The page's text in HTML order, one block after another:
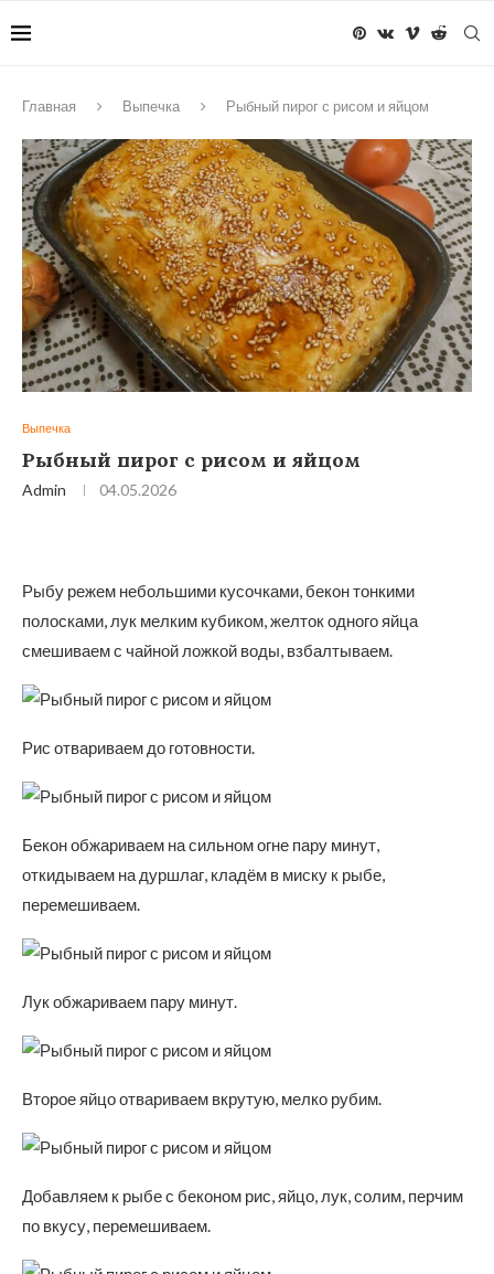
Главная Выпечка Рыбный пирог с рисом и яйцом
Выпечка
Рыбный пирог с рисом и яйцом
Admin 04.05.2026
Рыбу режем небольшими кусочками, бекон тонкими
полосками, лук мелким кубиком, желток одного яйца
смешиваем с чайной ложкой воды, взбалтываем.
Рис отвариваем до готовности.
Бекон обжариваем на сильном огне пару минут,
откидываем на дуршлаг, кладём в миску к рыбе,
перемешиваем.
Лук обжариваем пару минут.
Второе яйцо отвариваем вкрутую, мелко рубим.
Добавляем к рыбе с беконом рис, яйцо, лук, солим, перчим
по вкусу, перемешиваем.